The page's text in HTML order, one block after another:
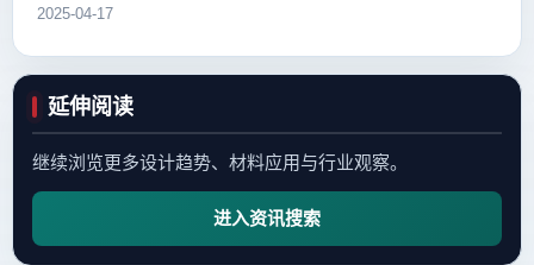
2025-04-17
延伸阅读
继续浏览更多设计趋势、材料应用与行业观察。
进入资讯搜索